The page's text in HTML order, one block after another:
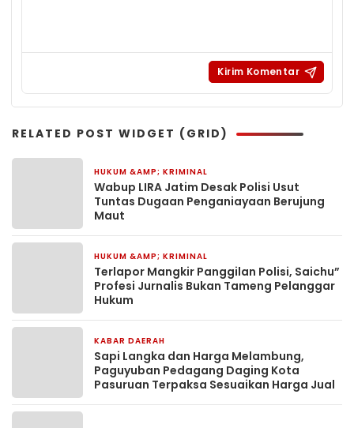
RELATED POST WIDGET (GRID)
HUKUM &AMP; KRIMINAL
Wabup LIRA Jatim Desak Polisi Usut
Tuntas Dugaan Penganiayaan Berujung
Maut
HUKUM &AMP; KRIMINAL
Terlapor Mangkir Panggilan Polisi, Saichu”
Profesi Jurnalis Bukan Tameng Pelanggar
Hukum
KABAR DAERAH
Sapi Langka dan Harga Melambung,
Paguyuban Pedagang Daging Kota
Pasuruan Terpaksa Sesuaikan Harga Jual